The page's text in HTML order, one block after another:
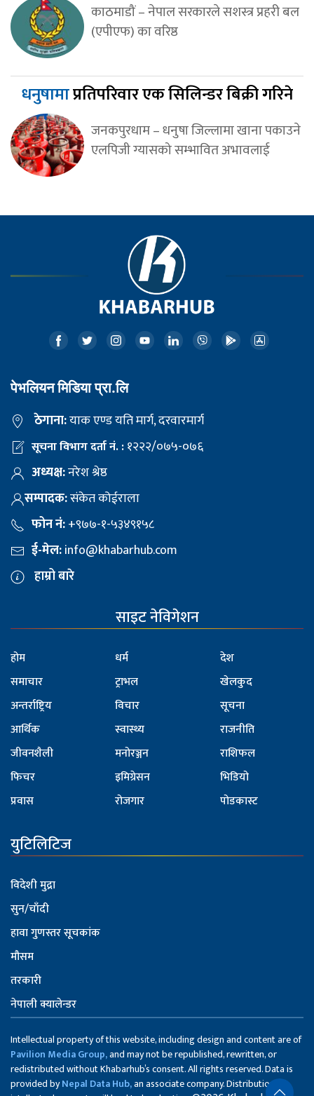
काठमाडौं – नेपाल सरकारले सशस्त्र प्रहरी बल
(एपीएफ) का वरिष्ठ
धनुषामाप्रतिपरिवार एक सिलिन्डर बिक्री गरिने
जनकपुरधाम – धनुषा जिल्लामा खाना पकाउने
एलपिजी ग्यासको सम्भावित अभावलाई
पेभलियन मिडिया प्रा.लि
ठेगाना:याक एण्ड यति मार्ग, दरवारमार्ग
सूचना विभाग दर्ता नं. :१२२२/०७५-०७६
अध्यक्ष:नरेश श्रेष्ठ
सम्पादक:संकेत कोईराला
फोन नं:+९७७-१-५३४९१५८
ई-मेल:info@khabarhub.com
हाम्रो बारे
साइट नेविगेशन
होम
समाचार
अन्तर्राष्ट्रिय
आर्थिक
जीवनशैली
फिचर
प्रवास
धर्म
ट्राभल
विचार
स्वास्थ्य
मनोरञ्जन
इमिग्रेसन
रोजगार
देश
खेलकुद
सूचना
राजनीति
राशिफल
भिडियो
पोडकास्ट
युटिलिटिज
विदेशी मुद्रा
सुन/चाँदी
हावा गुणस्तर सूचकांक
मौसम
तरकारी
नेपाली क्यालेन्डर
Intellectual property of this website, including design and content are of
Pavilion Media Group,and may not be republished, rewritten, or
redistributed without Khabarhub’s consent. All rights reserved. Data is
provided byNepal Data Hub,an associate company. Distribution of